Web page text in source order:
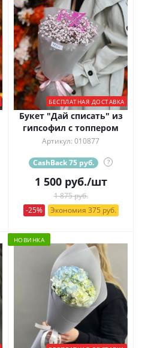
БЕСПЛАТНАЯ ДОСТАВКА
Букет "Дай списать" из
гипсофил с топпером
Артикул: 010877
CashBack 75 руб. ?
1 500руб./шт
1 875 руб.
-25%
Экономия 375 руб.
НОВИНКА